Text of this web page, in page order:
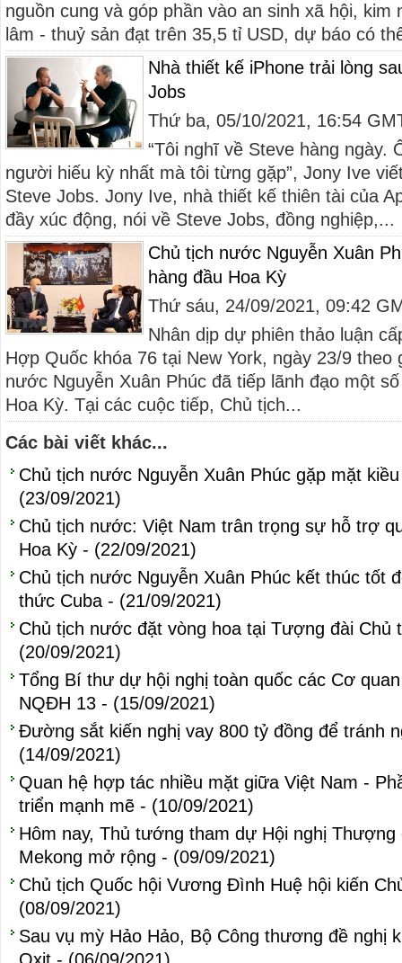
nguồn cung và góp phần vào an sinh xã hội, kim
lâm - thuỷ sản đạt trên 35,5 tỉ USD, dự báo có
Nhà thiết kế iPhone trải lòng
Jobs
Thứ ba, 05/10/2021, 16:54
“Tôi nghĩ về Steve hàng ngày.
người hiếu kỳ nhất mà tôi từng gặp”, Jony Ive
Steve Jobs. Jony Ive, nhà thiết kế thiên tài của
đầy xúc động, nói về Steve Jobs, đồng nghiệp,...
Chủ tịch nước Nguyễn Xuân
hàng đầu Hoa Kỳ
Thứ sáu, 24/09/2021, 09:42
Nhân dịp dự phiên thảo luận
Hợp Quốc khóa 76 tại New York, ngày 23/9
nước Nguyễn Xuân Phúc đã tiếp lãnh đạo một
Hoa Kỳ. Tại các cuộc tiếp, Chủ tịch...
Các bài viết khác...
Chủ tịch nước Nguyễn Xuân Phúc gặp mặt
(23/09/2021)
Chủ tịch nước: Việt Nam trân trọng sự hỗ trợ
Hoa Kỳ - (22/09/2021)
Chủ tịch nước Nguyễn Xuân Phúc kết thúc tốt
thức Cuba - (21/09/2021)
Chủ tịch nước đặt vòng hoa tại Tượng đài Chủ
(20/09/2021)
Tổng Bí thư dự hội nghị toàn quốc các Cơ
NQĐH 13 - (15/09/2021)
Đường sắt kiến nghị vay 800 tỷ đồng để tránh
(14/09/2021)
Quan hệ hợp tác nhiều mặt giữa Việt Nam -
triển mạnh mẽ - (10/09/2021)
Hôm nay, Thủ tướng tham dự Hội nghị Thượng
Mekong mở rộng - (09/09/2021)
Chủ tịch Quốc hội Vương Đình Huệ hội kiến
(08/09/2021)
Sau vụ mỳ Hảo Hảo, Bộ Công thương đề nghị